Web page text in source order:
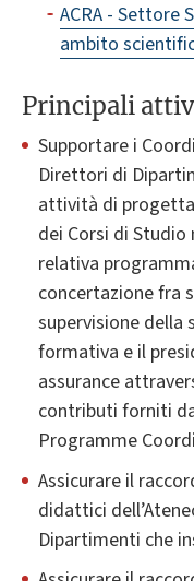
ACRA - Settore
ambito
Principali
Supportare i
Direttori di
attività di
dei Corsi di
relativa
concertazione fra
supervisione della
formativa e il
assurance
contributi forniti
Programme
Assicurare il
didattici
Dipartimenti che